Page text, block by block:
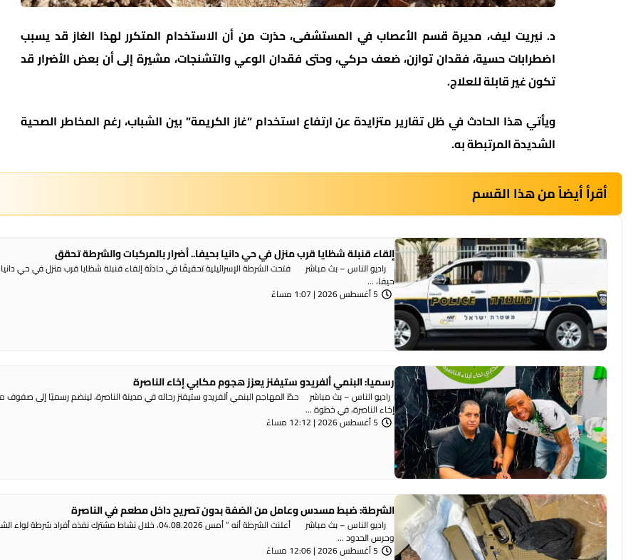
د. نيريت ليف، مديرة قسم الأعصاب في المستشفى، حذرت من أن الاستخدام المتكرر لهذا الغاز قد يسبب
اضطرابات حسية، فقدان توازن، ضعف حركي، وحتى فقدان الوعي والتشنجات، مشيرة إلى أن بعض الأضرار قد
تكون غير قابلة للعلاج.
ويأتي هذا الحادث في ظل تقارير متزايدة عن ارتفاع استخدام “غاز الكريمة” بين الشباب، رغم المخاطر الصحية
الشديدة المرتبطة به.
أقرأ أيضاً من هذا القسم
إلقاء قنبلة شظايا قرب منزل في حي دانيا بحيفا.. أضرار بالمركبات والشرطة تحقق
راديو الناس – بث مباشر فتحت الشرطة الإسرائيلية تحقيقًا في حادثة إلقاء قنبلة شظايا قرب منزل في حي دانيا
حيفا، ...
5 أغسطس 2026 | 1:07 مساءً
رسميا: البنمي ألفريدو ستيفنز يعزز هجوم مكابي إخاء الناصرة
راديو الناس – بث مباشر حطّ المهاجم البنمي ألفريدو ستيفنز رحاله في مدينة الناصرة، لينضم رسميًا إلى صفوف
إخاء الناصرة، في خطوة ...
5 أغسطس 2026 | 12:12 مساءً
الشرطة: ضبط مسدس وعامل من الضفة بدون تصريح داخل مطعم في الناصرة
راديو الناس – بث مباشر أعلنت الشرطة أنه ” أمس 04.08.2026، خلال نشاط مشترك نفذه أفراد شرطة
وحرس الحدود ...
5 أغسطس 2026 | 12:06 مساءً